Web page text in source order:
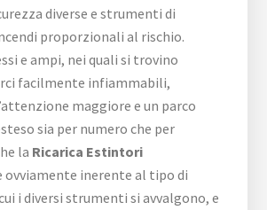
diverse e strumenti di
proporzionali al rischio.
e ampi, nei quali si trovino
facilmente infiammabili,
maggiore e un parco
sia per numero che per
la Ricarica Estintori
ovviamente inerente al tipo di
i diversi strumenti si avvalgono, e